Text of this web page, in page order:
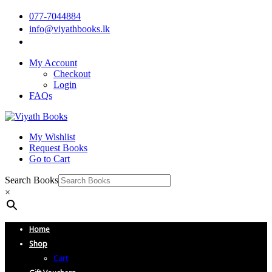
077-7044884
info@viyathbooks.lk
My Account
Checkout
Login
FAQs
My Wishlist
Request Books
Go to Cart
Search Books
×
Home
Shop
Cart